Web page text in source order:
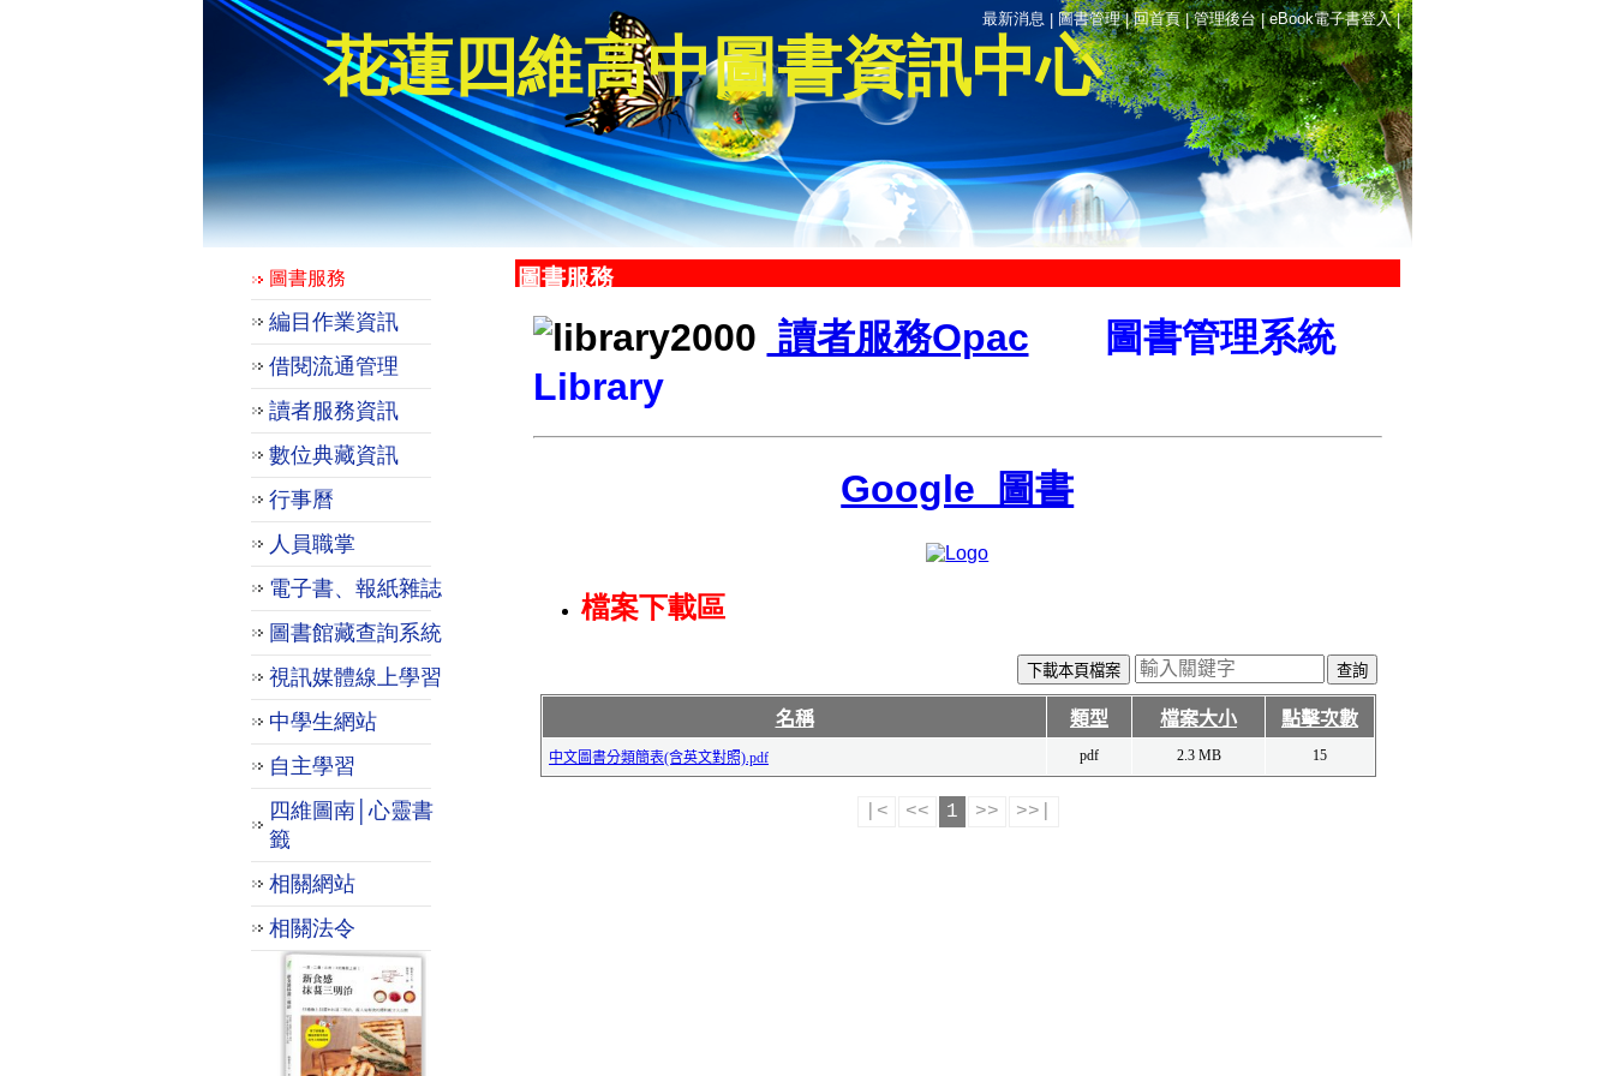
最新消息 | 圖書管理|回首頁|管理後台|eBook電子書登入|
花蓮四維高中圖書資訊中心
圖書服務
編目作業資訊
借閱流通管理
讀者服務資訊
數位典藏資訊
行事曆
人員職掌
電子書、報紙雜誌
圖書館藏查詢系統
視訊媒體線上學習
中學生網站
自主學習
四維圖南│心靈書
籤
相關網站
相關法令
圖書服務
讀者服務Opac
圖書管理系統
Library
Google 圖書
檔案下載區